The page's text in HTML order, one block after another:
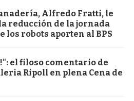
Alfredo Fratti, le
reducción de la jornada
los robots aporten al BPS
el filoso comentario de
Ripoll en plena Cena de